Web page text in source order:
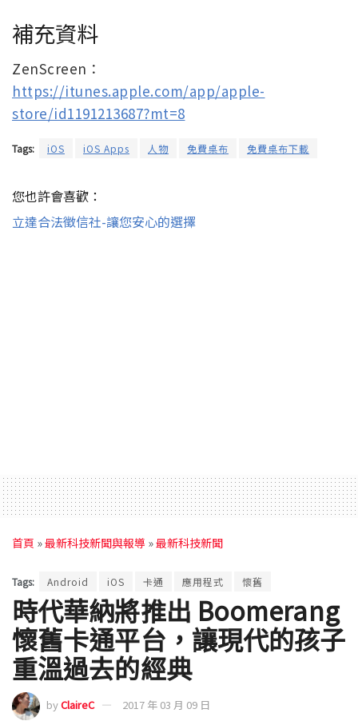
補充資料
ZenScreen：
https://itunes.apple.com/app/apple-
store/id1191213687?mt=8
Tags: iOS iOS Apps 人物 免費桌布 免費桌布下載
您也許會喜歡：
立達合法徵信社-讓您安心的選擇
首頁 »最新科技新聞與報導 »最新科技新聞
Tags: Android iOS 卡通 應用程式 懷舊
時代華納將推出 Boomerang
懷舊卡通平台，讓現代的孩子
重溫過去的經典
byClaireC 2017 年 03 月 09 日